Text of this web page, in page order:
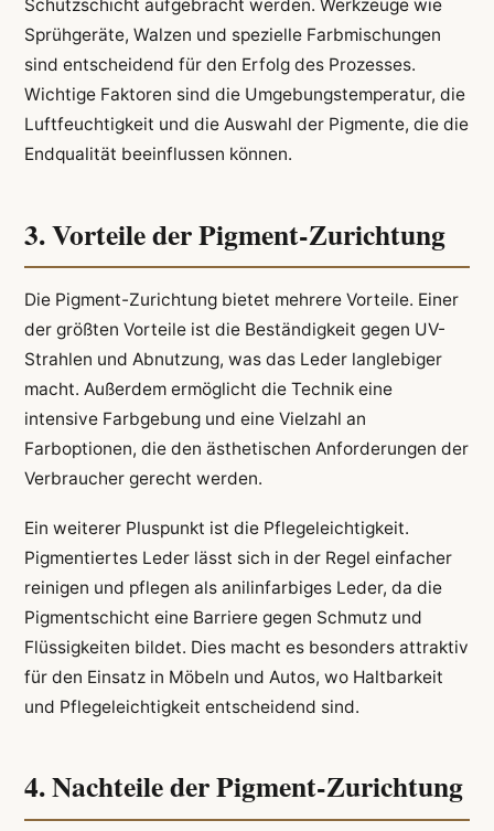
Schutzschicht aufgebracht werden. Werkzeuge wie
Sprühgeräte, Walzen und spezielle Farbmischungen
sind entscheidend für den Erfolg des Prozesses.
Wichtige Faktoren sind die Umgebungstemperatur, die
Luftfeuchtigkeit und die Auswahl der Pigmente, die die
Endqualität beeinflussen können.
3. Vorteile der Pigment-Zurichtung
Die Pigment-Zurichtung bietet mehrere Vorteile. Einer
der größten Vorteile ist die Beständigkeit gegen UV-
Strahlen und Abnutzung, was das Leder langlebiger
macht. Außerdem ermöglicht die Technik eine
intensive Farbgebung und eine Vielzahl an
Farboptionen, die den ästhetischen Anforderungen der
Verbraucher gerecht werden.
Ein weiterer Pluspunkt ist die Pflegeleichtigkeit.
Pigmentiertes Leder lässt sich in der Regel einfacher
reinigen und pflegen als anilinfarbiges Leder, da die
Pigmentschicht eine Barriere gegen Schmutz und
Flüssigkeiten bildet. Dies macht es besonders attraktiv
für den Einsatz in Möbeln und Autos, wo Haltbarkeit
und Pflegeleichtigkeit entscheidend sind.
4. Nachteile der Pigment-Zurichtung